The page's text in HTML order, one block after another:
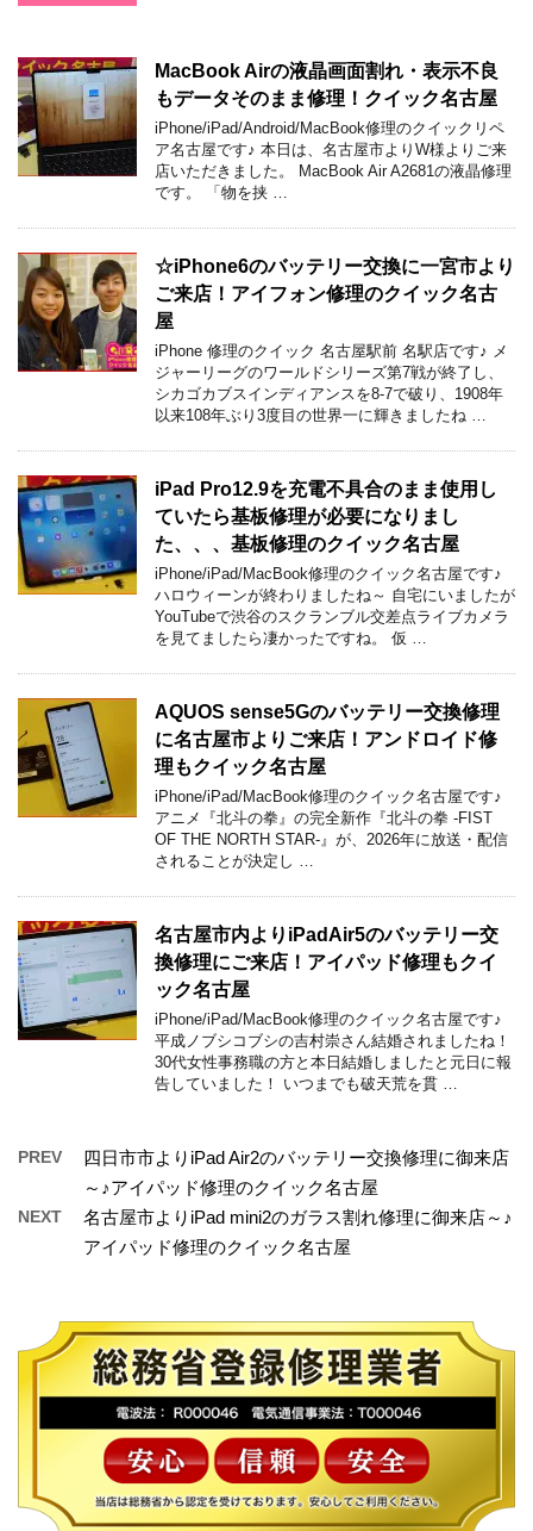
MacBook Airの液晶画面割れ・表示不良
もデータそのまま修理！クイック名古屋
iPhone/iPad/Android/MacBook修理のクイックリペ
ア名古屋です♪ 本日は、名古屋市よりW様よりご来
店いただきました。 MacBook Air A2681の液晶修理
です。 「物を挟 …
☆iPhone6のバッテリー交換に一宮市より
ご来店！アイフォン修理のクイック名古
屋
iPhone 修理のクイック 名古屋駅前 名駅店です♪ メ
ジャーリーグのワールドシリーズ第7戦が終了し、
シカゴカブスインディアンスを8-7で破り、1908年
以来108年ぶり3度目の世界一に輝きましたね …
iPad Pro12.9を充電不具合のまま使用し
ていたら基板修理が必要になりまし
た、、、基板修理のクイック名古屋
iPhone/iPad/MacBook修理のクイック名古屋です♪
ハロウィーンが終わりましたね～ 自宅にいましたが
YouTubeで渋谷のスクランブル交差点ライブカメラ
を見てましたら凄かったですね。 仮 …
AQUOS sense5Gのバッテリー交換修理
に名古屋市よりご来店！アンドロイド修
理もクイック名古屋
iPhone/iPad/MacBook修理のクイック名古屋です♪
アニメ『北斗の拳』の完全新作『北斗の拳 -FIST
OF THE NORTH STAR-』が、2026年に放送・配信
されることが決定し …
名古屋市内よりiPadAir5のバッテリー交
換修理にご来店！アイパッド修理もクイ
ック名古屋
iPhone/iPad/MacBook修理のクイック名古屋です♪
平成ノブシコブシの吉村崇さん結婚されましたね！
30代女性事務職の方と本日結婚しましたと元日に報
告していました！ いつまでも破天荒を貫 …
PREV
四日市市よりiPad Air2のバッテリー交換修理に御来店
～♪アイパッド修理のクイック名古屋
NEXT
名古屋市よりiPad mini2のガラス割れ修理に御来店～♪
アイパッド修理のクイック名古屋